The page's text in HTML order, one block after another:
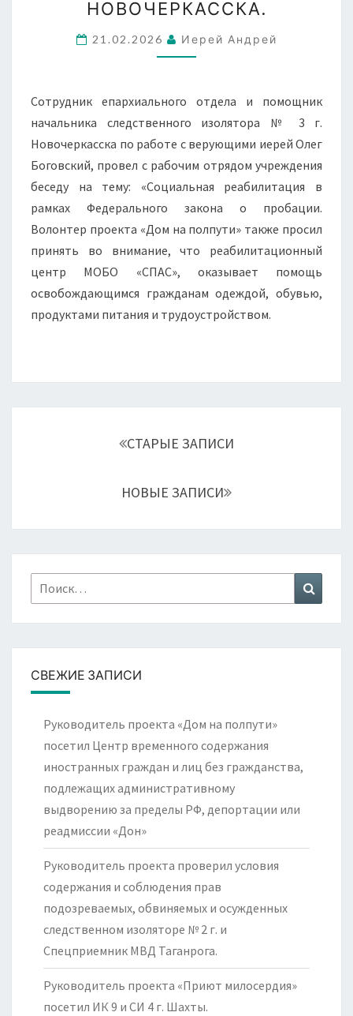
ИЗОЛЯТОРА
№
3
НОВОЧЕРКАССКА.
НОВОЧЕРКАССКА.
21.02.2026 Иерей Андрей
Сотрудник епархиального отдела и помощник
начальника следственного изолятора № 3 г.
Новочеркасска по работе с верующими иерей Олег
Боговский, провел с рабочим отрядом учреждения
беседу на тему: «Социальная реабилитация в
рамках Федерального закона о пробации.
Волонтер проекта «Дом на полпути» также просил
принять во внимание, что реабилитационный
центр МОБО «СПАС», оказывает помощь
освобождающимся гражданам одеждой, обувью,
продуктами питания и трудоустройством.
СТАРЫЕ ЗАПИСИ
НОВЫЕ ЗАПИСИ
Найти:
СВЕЖИЕ ЗАПИСИ
Руководитель проекта «Дом на полпути»
посетил Центр временного содержания
иностранных граждан и лиц без гражданства,
подлежащих административному
выдворению за пределы РФ, депортации или
реадмиссии «Дон»
Руководитель проекта проверил условия
содержания и соблюдения прав
подозреваемых, обвиняемых и осужденных
следственном изоляторе № 2 г. и
Спецприемник МВД Таганрога.
Руководитель проекта «Приют милосердия»
посетил ИК 9 и СИ 4 г. Шахты.